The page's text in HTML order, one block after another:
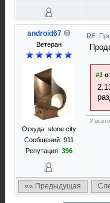
android67
Ветеран
Откуда: stone city
Сообщений: 911
Репутация: 396
RE:
#1
У
«« Предыдущая